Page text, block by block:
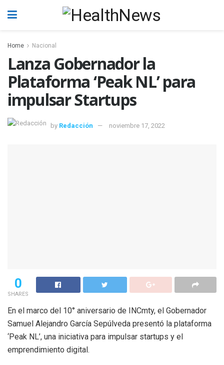
Home Nacional
Lanza Gobernador la
Plataforma ‘Peak NL’ para
impulsar Startups
by Redacción noviembre 17, 2022
0
SHARES
En el marco del 10° aniversario de INCmty, el Gobernador
Samuel Alejandro García Sepúlveda presentó la plataforma
‘Peak NL’, una iniciativa para impulsar startups y el
emprendimiento digital.